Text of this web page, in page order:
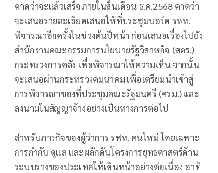
คาดว่าจะแล้วเสร็จภายในสิ้นเดือน ธ.ค.2568 คาดว่า
จะเสนอรายละเอียดเสนอให้ที่ประชุมบอร์ด รฟท.
พิจารณาอีกครั้งในช่วงต้นปีหน้า ก่อนเสนอเรื่องไปยัง
สำนักงานคณะกรรมการนโยบายรัฐวิสาหกิจ (สคร.)
กระทรวงการคลัง เพื่อพิจารณาให้ความเห็น จากนั้น
จะเสนอผ่านกระทรวงคมนาคม เพื่อเตรียมนำเข้าสู่
การพิจารณาของที่ประชุมคณะรัฐมนตรี (ครม.) และ
ลงนามในสัญญาจ้างอย่างเป็นทางการต่อไป
สำหรับภารกิจของผู้ว่าการ รฟท. คนใหม่ โดยเฉพาะ
การกำกับ ดูแล และผลักดันโครงการยุทธศาสตร์ด้าน
ระบบรางของประเทศให้เดินหน้าอย่างต่อเนื่อง อาทิ